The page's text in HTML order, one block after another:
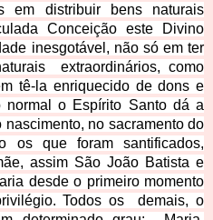
em distribuir bens naturais
Conceição este Divino
inesgotável, não só em ter
extraordinários, como
tê-la enriquecido de dons e
normal o Espírito Santo dá a
nascimento, no sacramento do
os que foram santificados,
assim São João Batista e
desde o primeiro momento
Todos os
demais, o